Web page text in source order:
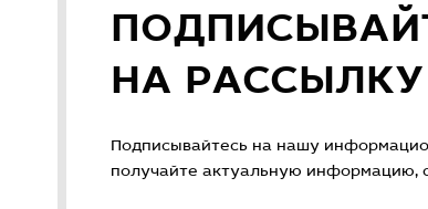
НА РАССЫЛКУ
Подписывайтесь на нашу
получайте актуальную информацию,